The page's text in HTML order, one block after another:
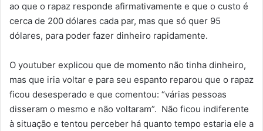
ao que o rapaz responde afirmativamente e que o custo é
cerca de 200 dólares cada par, mas que só quer 95
dólares, para poder fazer dinheiro rapidamente.
O youtuber explicou que de momento não tinha dinheiro,
mas que iria voltar e para seu espanto reparou que o rapaz
ficou desesperado e que comentou: “várias pessoas
disseram o mesmo e não voltaram”. Não ficou indiferente
à situação e tentou perceber há quanto tempo estaria ele a